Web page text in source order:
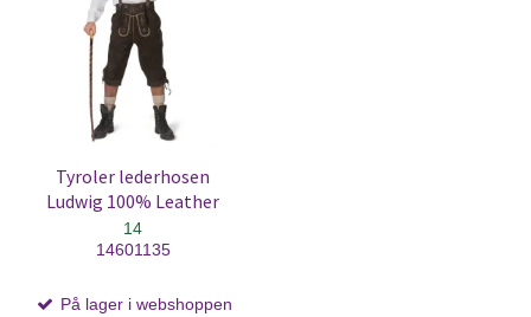
Tyroler lederhosen
Ludwig 100% Leather
14
14601135
På lager i webshoppen